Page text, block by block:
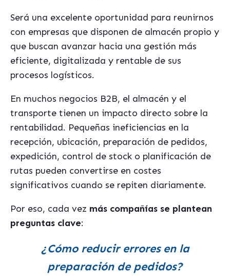
Será una excelente oportunidad para reunirnos
con empresas que disponen de almacén propio y
que buscan avanzar hacia una gestión más
eficiente, digitalizada y rentable de sus
procesos logísticos.
En muchos negocios B2B, el almacén y el
transporte tienen un impacto directo sobre la
rentabilidad. Pequeñas ineficiencias en la
recepción, ubicación, preparación de pedidos,
expedición, control de stock o planificación de
rutas pueden convertirse en costes
significativos cuando se repiten diariamente.
Por eso, cada vez más compañías se plantean
preguntas clave:
¿Cómo reducir errores en la
preparación de pedidos?